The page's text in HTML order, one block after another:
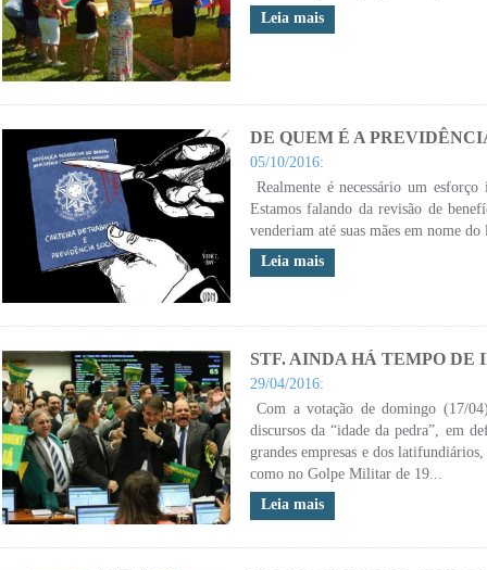
Leia mais
DE QUEM É A
05/10/2016:
Realmente é necessário um
Estamos falando da revisão de
venderiam até suas mães em nome
Leia mais
STF. AINDA HÁ TEMPO
29/04/2016:
Com a votação de domingo (17/
discursos da “idade da pedra”, em
grandes empresas e dos
como no Golpe Militar de 19...
Leia mais